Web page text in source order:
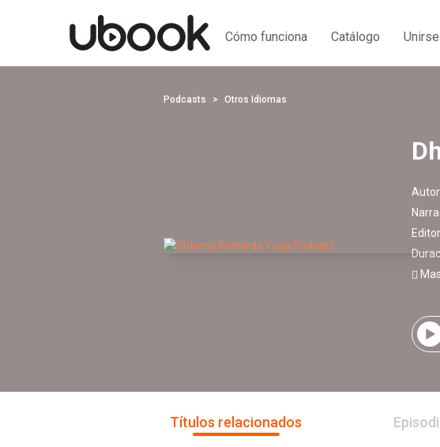
Cómo funciona Catálogo Unirse
Podcasts Otros Idiomas
Títulos relacionados